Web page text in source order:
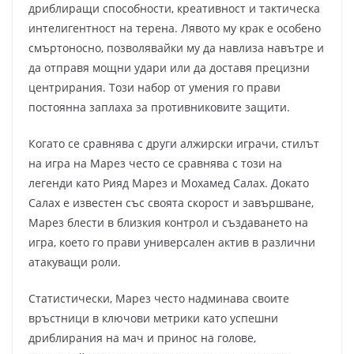
дриблиращи способности, креативност и тактическа
интелигентност на терена. Лявото му крак е особено
смъртоносно, позволявайки му да навлиза навътре и
да отправя мощни удари или да доставя прецизни
центрирания. Този набор от умения го прави
постоянна заплаха за противниковите защити.
Когато се сравнява с други алжирски играчи, стилът
на игра на Марез често се сравнява с този на
легенди като Рияд Марез и Мохамед Салах. Докато
Салах е известен със своята скорост и завършване,
Марез блести в близкия контрол и създаването на
игра, което го прави универсален актив в различни
атакуващи роли.
Статистически, Марез често надминава своите
връстници в ключови метрики като успешни
дриблирания на мач и принос на голове,